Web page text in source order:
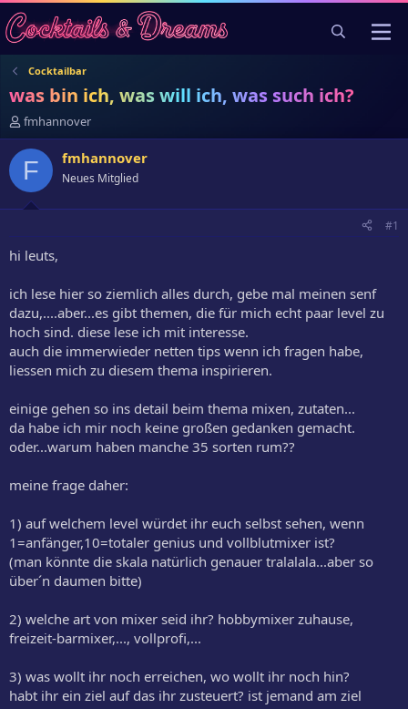
Cocktailbar
was bin ich, was will ich, was such ich?
E
r
s
r
fmhannover
F fmhannover
Neues Mitglied
#1
hi leuts,
ich lese hier so ziemlich alles durch, gebe mal meinen senf
dazu,....aber...es gibt themen, die für mich echt paar level zu
hoch sind. diese lese ich mit interesse.
auch die immerwieder netten tips wenn ich fragen habe,
liessen mich zu diesem thema inspirieren.
einige gehen so ins detail beim thema mixen, zutaten...
da habe ich mir noch keine großen gedanken gemacht.
oder...warum haben manche 35 sorten rum??
meine frage daher:
1) auf welchem level würdet ihr euch selbst sehen, wenn
1=anfänger,10=totaler genius und vollblutmixer ist?
(man könnte die skala natürlich genauer tralalala...aber so
über´n daumen bitte)
2) welche art von mixer seid ihr? hobbymixer zuhause,
freizeit-barmixer,..., vollprofi,...
3) was wollt ihr noch erreichen, wo wollt ihr noch hin?
habt ihr ein ziel auf das ihr zusteuert? ist jemand am ziel